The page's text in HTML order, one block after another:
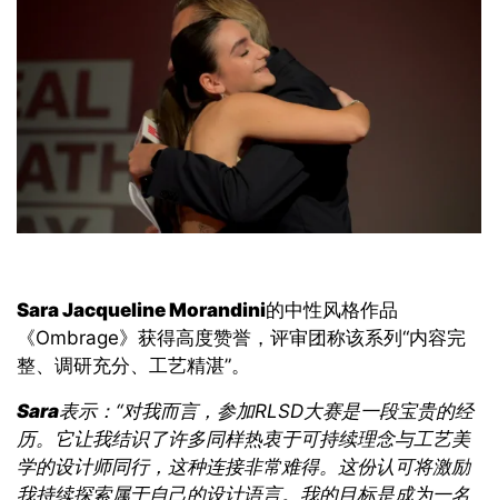
Sara Jacqueline Morandini的中性风格作品
《Ombrage》 获得高度赞誉，评审团称该系列“内容完
整、调研充分、工艺精湛”。
Sara表示： “对我而言，参加RLSD大赛是一段宝贵的经
历。它让我结识了许多同样热衷于可持续理念与工艺美
学的设计师同行，这种连接非常难得。这份认可将激励
我持续探索属于自己的设计语言。我的目标是成为一名